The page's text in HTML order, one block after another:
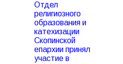
Отдел
религиозного
образования и
катехизации
Скопинской
епархии принял
участие в